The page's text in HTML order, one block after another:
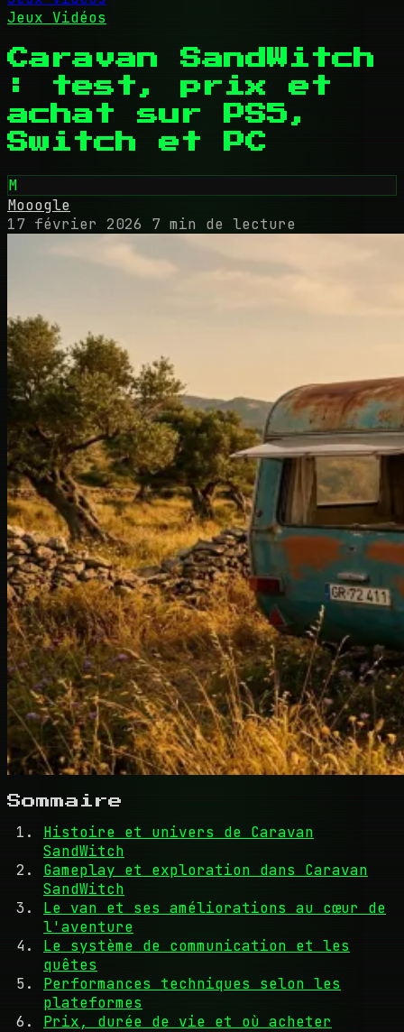
Jeux Vidéos
Caravan SandWitch
: test, prix et
achat sur PS5,
Switch et PC
M
Mooogle
17 février 2026
7 min de lecture
Sommaire
Histoire et univers de Caravan
SandWitch
Gameplay et exploration dans Caravan
SandWitch
Le van et ses améliorations au cœur de
l'aventure
Le système de communication et les
quêtes
Performances techniques selon les
plateformes
Prix, durée de vie et où acheter